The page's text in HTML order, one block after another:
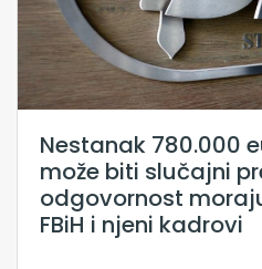
Nestanak 780.000
može biti slučajni
odgovornost
FBiH i njeni kadrovi